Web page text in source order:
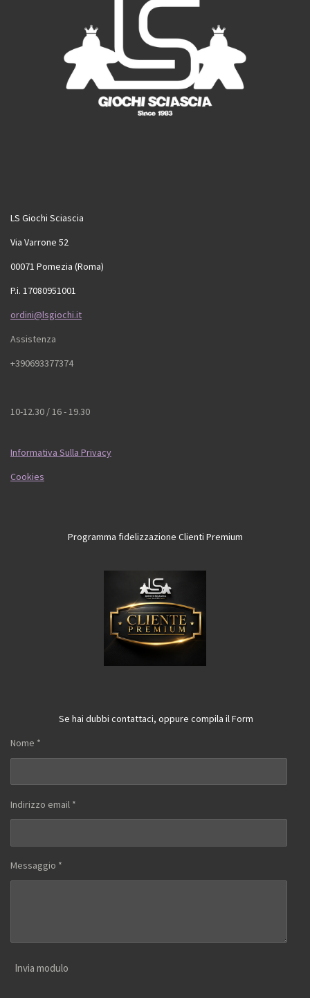
LS Giochi Sciascia
Via Varrone 52
00071 Pomezia (Roma)
P.i. 17080951001
ordini@lsgiochi.it
Assistenza
+390693377374
10-12.30 / 16 - 19.30
Informativa Sulla Privacy
Cookies
Programma fidelizzazione Clienti Premium
Se hai dubbi contattaci, oppure compila il Form
Nome *
Indirizzo email *
Messaggio *
Invia modulo